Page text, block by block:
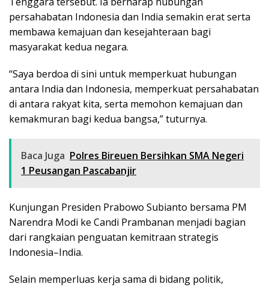
persahabatan Indonesia dan India semakin erat serta
membawa kemajuan dan kesejahteraan bagi
masyarakat kedua negara.
“Saya berdoa di sini untuk memperkuat hubungan
antara India dan Indonesia, memperkuat persahabatan
di antara rakyat kita, serta memohon kemajuan dan
kemakmuran bagi kedua bangsa,” tuturnya.
Baca Juga Polres Bireuen Bersihkan SMA Negeri
1 Peusangan Pascabanjir
Kunjungan Presiden Prabowo Subianto bersama PM
Narendra Modi ke Candi Prambanan menjadi bagian
dari rangkaian penguatan kemitraan strategis
Indonesia–India.
Selain memperluas kerja sama di bidang politik,